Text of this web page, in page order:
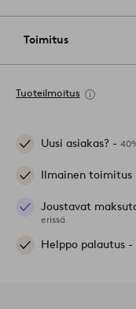
Toimitus
Tuoteilmoitus
Uusi asiakas? -
Ilmainen toimitus
Joustavat
erissä
Helppo palautus -